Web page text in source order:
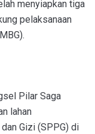
menyiapkan tiga
pelaksanaan
Pilar Saga
lahan
Gizi (SPPG) di